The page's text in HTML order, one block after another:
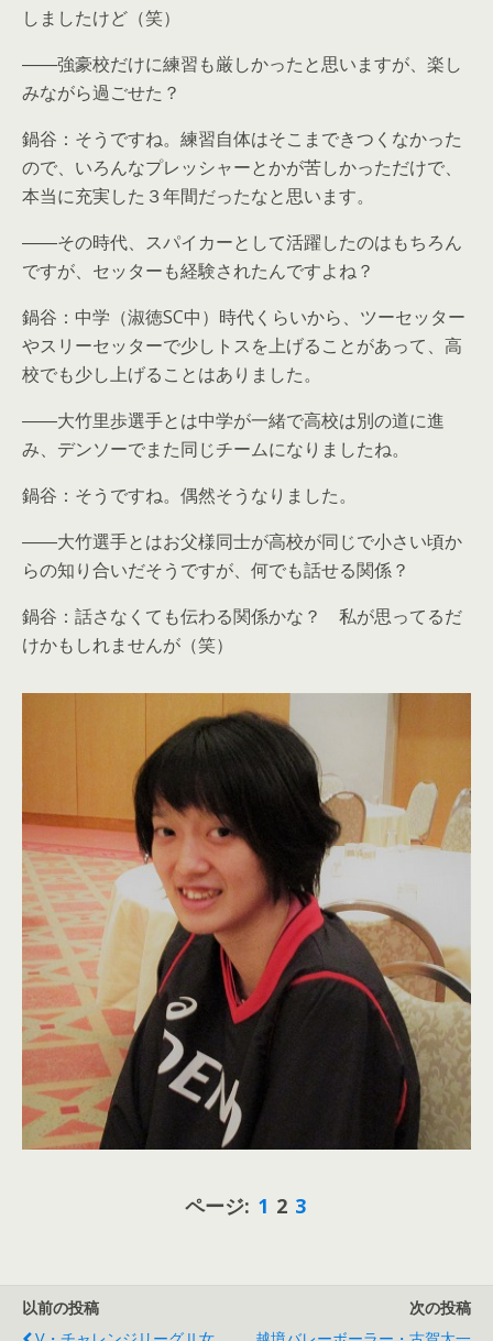
しましたけど（笑）
――強豪校だけに練習も厳しかったと思いますが、楽し
みながら過ごせた？
鍋谷：そうですね。練習自体はそこまできつくなかった
ので、いろんなプレッシャーとかが苦しかっただけで、
本当に充実した３年間だったなと思います。
――その時代、スパイカーとして活躍したのはもちろん
ですが、セッターも経験されたんですよね？
鍋谷：中学（淑徳SC中）時代くらいから、ツーセッター
やスリーセッターで少しトスを上げることがあって、高
校でも少し上げることはありました。
――大竹里歩選手とは中学が一緒で高校は別の道に進
み、デンソーでまた同じチームになりましたね。
鍋谷：そうですね。偶然そうなりました。
――大竹選手とはお父様同士が高校が同じで小さい頃か
らの知り合いだそうですが、何でも話せる関係？
鍋谷：話さなくても伝わる関係かな？ 私が思ってるだ
けかもしれませんが（笑）
ページ: 1 2 3
以前の投稿
次の投稿